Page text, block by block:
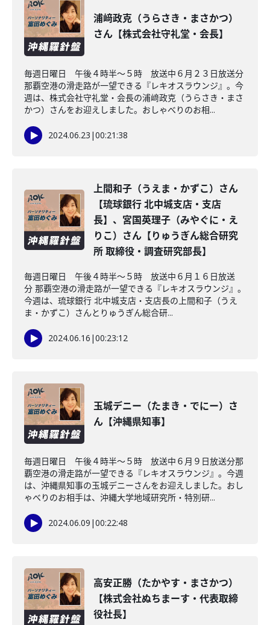
浦﨑政克（うらさき・まさかつ）
さん【株式会社守礼堂・会長】
毎週日曜日 午後４時半～５時 放送中６月２３日放送分
那覇空港の滑走路が一望できる『レキオスラウンジ』。今
週は、株式会社守礼堂・会長の浦﨑政克（うらさき・まさ
かつ）さんをお迎えしました。おしゃべりのお相...
2024.06.23 |00:21:38
上間和子（うえま・かずこ）さん
【琉球銀行 北中城支店・支店
長】、宮国英理子（みやぐに・え
りこ）さん【りゅうぎん総合研究
所 取締役・調査研究部長】
毎週日曜日 午後４時半～５時 放送中６月１６日放送
分 那覇空港の滑走路が一望できる『レキオスラウンジ』。
今週は、琉球銀行 北中城支店・支店長の上間和子（うえ
ま・かずこ）さんとりゅうぎん総合研...
2024.06.16 |00:23:12
玉城デニー（たまき・でにー）さ
ん【沖縄県知事】
毎週日曜日 午後４時半～５時 放送中６月９日放送分那
覇空港の滑走路が一望できる『レキオスラウンジ』。今週
は、沖縄県知事の玉城デニーさんをお迎えしました。おし
ゃべりのお相手は、沖縄大学地域研究所・特別研...
2024.06.09 |00:22:48
高安正勝（たかやす・まさかつ）
【株式会社ぬちまーす・代表取締
役社長】